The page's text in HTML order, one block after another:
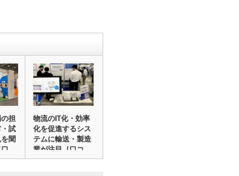
担
試
聞
物流のIT化・効率
化を促進するシス
テムに輸送・製造
業が注目［口コ…